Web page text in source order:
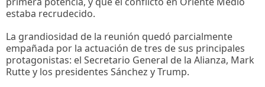
estaba recrudecido.
La grandiosidad de la reunión quedó parcialmente
empañada por la actuación de tres de sus principales
protagonistas: el Secretario General de la Alianza, Mark
Rutte y los presidentes Sánchez y Trump.